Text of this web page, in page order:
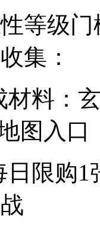
等级
集：
料：
图入口
限购